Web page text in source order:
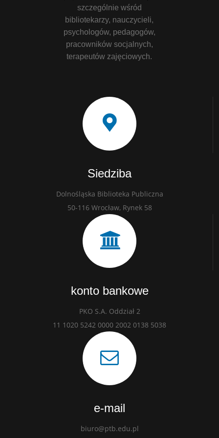
szczególnie wśród
bibliotekarzy, nauczycieli,
psychologów, pedagogów,
pracowników socjalnych,
terapeutów zajęciowych.
Siedziba
Dolnośląska Biblioteka Publiczna
50-116 Wrocław, Rynek 58
konto bankowe
PKO S.A. Oddział 2
11 1020 5242 0000 2002 0138 5038
e-mail
biuro@ptb.edu.pl